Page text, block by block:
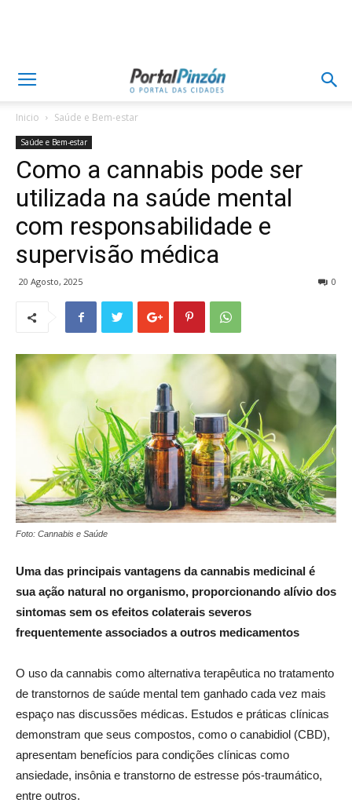
Inicio Saúde e Bem-estar
Saúde e Bem-estar
Como a cannabis pode ser
utilizada na saúde mental
com responsabilidade e
supervisão médica
20 Agosto, 2025 0
Foto: Cannabis e Saúde
Uma das principais vantagens da cannabis medicinal é
sua ação natural no organismo, proporcionando alívio dos
sintomas sem os efeitos colaterais severos
frequentemente associados a outros medicamentos
O uso da cannabis como alternativa terapêutica no tratamento
de transtornos de saúde mental tem ganhado cada vez mais
espaço nas discussões médicas. Estudos e práticas clínicas
demonstram que seus compostos, como o canabidiol (CBD),
apresentam benefícios para condições clínicas como
ansiedade, insônia e transtorno de estresse pós-traumático,
entre outros.